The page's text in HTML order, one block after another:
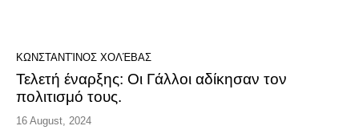
ΚΩΝΣΤΑΝΤΊΝΟΣ ΧΟΛΈΒΑΣ
Τελετή έναρξης: Οι Γάλλοι αδίκησαν τον
πολιτισμό τους.
16 August, 2024